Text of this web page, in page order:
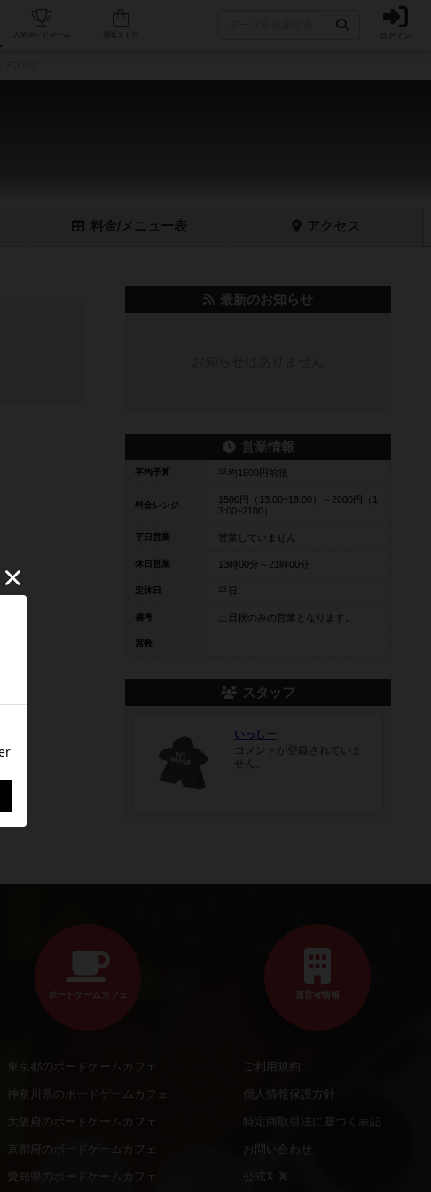
人気ボードゲーム ログイン
料金/メニュー表 アクセス
最新のお知らせ
営業情報
平均予算 平均1500円前後
料金レンジ
1500円（13:00~18:00）～2000円（1
3:00~2100）
平日営業 営業していません
休日営業 13時00分～21時00分
定休日 平日
備考 土日祝のみの営業となります。
席数
スタッフ
いっしー
コメントが登録されていま
せん。
ボードゲームカフェ
東京都のボードゲームカフェ
神奈川県のボードゲームカフェ
大阪府のボードゲームカフェ
京都府のボードゲームカフェ
愛知県のボードゲームカフェ
運営者情報
ご利用規約
個人情報保護方針
特定商取引法に基づく表記
お問い合わせ
公式X